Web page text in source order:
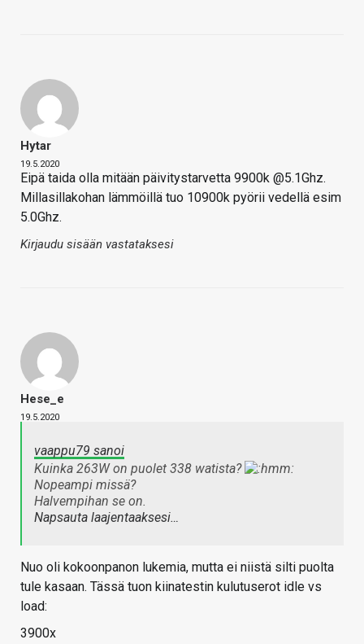
Hytar
19.5.2020
Eipä taida olla mitään päivitystarvetta 9900k @5.1Ghz.
Millasillakohan lämmöillä tuo 10900k pyörii vedellä esim
5.0Ghz.
Kirjaudu sisään vastataksesi
Hese_e
19.5.2020
vaappu79 sanoi
Kuinka 263W on puolet 338 watista?
Nopeampi missä?
Halvempihan se on.
Napsauta laajentaaksesi…
Nuo oli kokoonpanon lukemia, mutta ei niistä silti puolta
tule kasaan. Tässä tuon kiinatestin kulutuserot idle vs
load:
3900x